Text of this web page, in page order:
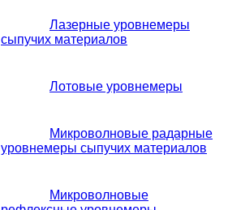
Лазерные уровнемеры
сыпучих материалов
Лотовые уровнемеры
Микроволновые радарные
уровнемеры сыпучих материалов
Микроволновые